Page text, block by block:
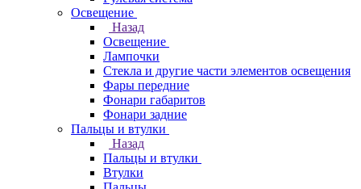
Освещение
Назад
Освещение
Лампочки
Стекла и другие части элементов освещения
Фары передние
Фонари габаритов
Фонари задние
Пальцы и втулки
Назад
Пальцы и втулки
Втулки